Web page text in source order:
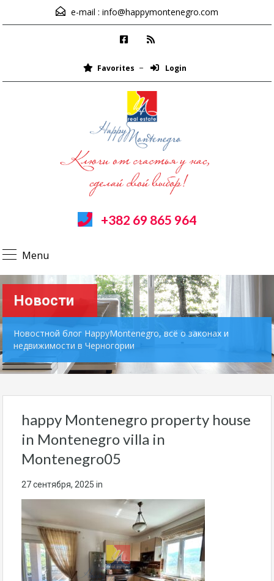
e-mail : info@happymontenegro.com
Favorites Login
+382 69 865 964
Menu
Новости
Новостной блог HappyMontenegro, всё о законах и
недвижимости в Черногории
happy Montenegro property house
in Montenegro villa in
Montenegro05
27 сентября, 2025 in